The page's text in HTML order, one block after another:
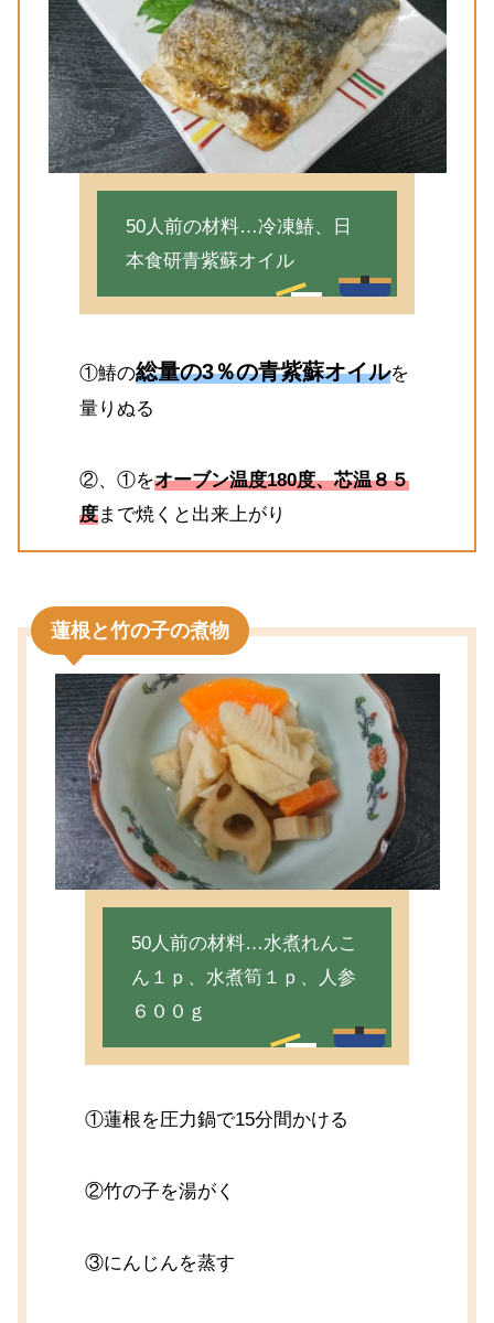
50人前の材料…冷凍鰆、日
本食研青紫蘇オイル
①鰆の総量の3％の青紫蘇オイルを
量りぬる
②、①をオーブン温度180度、芯温８５
度まで焼くと出来上がり
蓮根と竹の子の煮物
50人前の材料…水煮れんこ
ん１ｐ、水煮筍１ｐ、人参
６００ｇ
①蓮根を圧力鍋で15分間かける
②竹の子を湯がく
③にんじんを蒸す